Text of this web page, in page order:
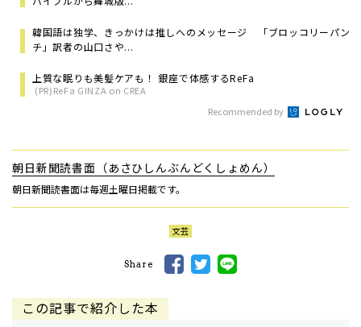
韓国語は独学、きっかけは推しへのメッセージ 「ブロッコリーパン
チ」訳者の山口さや...
上質な眠りも美髪ケアも！ 銀座で体感するReFa
(PR)ReFa GINZA on CREA
Recommended by
朝日新聞読書面（あさひしんぶんどくしょめん）
朝日新聞読書面は毎週土曜日掲載です。
文芸
Share
この記事で紹介した本